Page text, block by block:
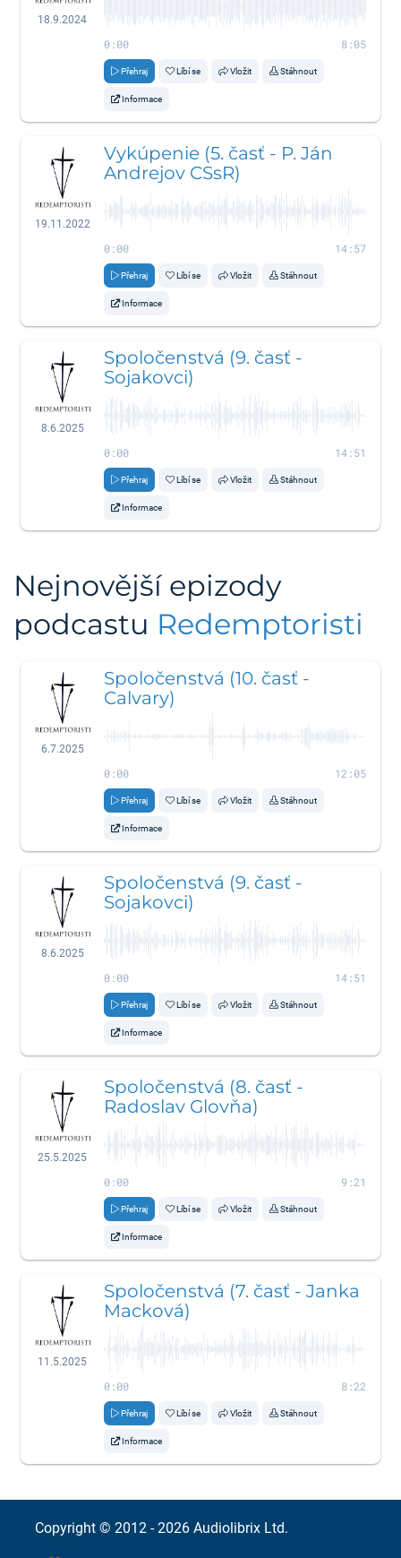
18.9.2024
0:00 8:05
Přehraj Líbí se Vložit Stáhnout
Informace
19.11.2022
Vykúpenie (5. časť - P. Ján
Andrejov CSsR)
0:00 14:57
Přehraj Líbí se Vložit Stáhnout
Informace
8.6.2025
Spoločenstvá (9. časť -
Sojakovci)
0:00 14:51
Přehraj Líbí se Vložit Stáhnout
Informace
Nejnovější epizody
podcastu Redemptoristi
6.7.2025
Spoločenstvá (10. časť -
Calvary)
0:00 12:05
Přehraj Líbí se Vložit Stáhnout
Informace
8.6.2025
Spoločenstvá (9. časť -
Sojakovci)
0:00 14:51
Přehraj Líbí se Vložit Stáhnout
Informace
25.5.2025
Spoločenstvá (8. časť -
Radoslav Glovňa)
0:00 9:21
Přehraj Líbí se Vložit Stáhnout
Informace
11.5.2025
Spoločenstvá (7. časť - Janka
Macková)
0:00 8:22
Přehraj Líbí se Vložit Stáhnout
Informace
Copyright © 2012 - 2026 Audiolibrix Ltd.